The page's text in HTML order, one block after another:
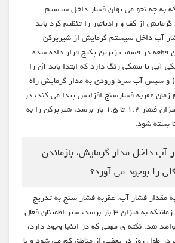
به چه نحو می توان فشار داخل سیستم
از کف و رادیاتور را تنظیم کرد باید
آب داخل سیستم گرمایش از شیرپرکن
قطعه در قسمت زیرین پکیج قرار داده شده
آبی یا مشکی رنگ دارد که ابتدا باید آن را
و سپس آب سرد ورودی به مدار گرمایش راه
عقربه فشارسنج افزایش پیدا می کند، در
این زمان که عقربه به میزان فشار ۱.۲ تا ۱.۵ بار برسد، شیرپرکن را به
بسته شود.
آب داخل مدار گرمایش، بازماندن
را بوجود می آورد؟
مقدار فشار آب، عقربه فشار سنج به تدریج
افزایش پیدا می کند و زمانیکه به میزان ۳ بار برسد، شیر اطمینان فعال
شد. نکته ی مهمی که در اینجا وجود دارد،